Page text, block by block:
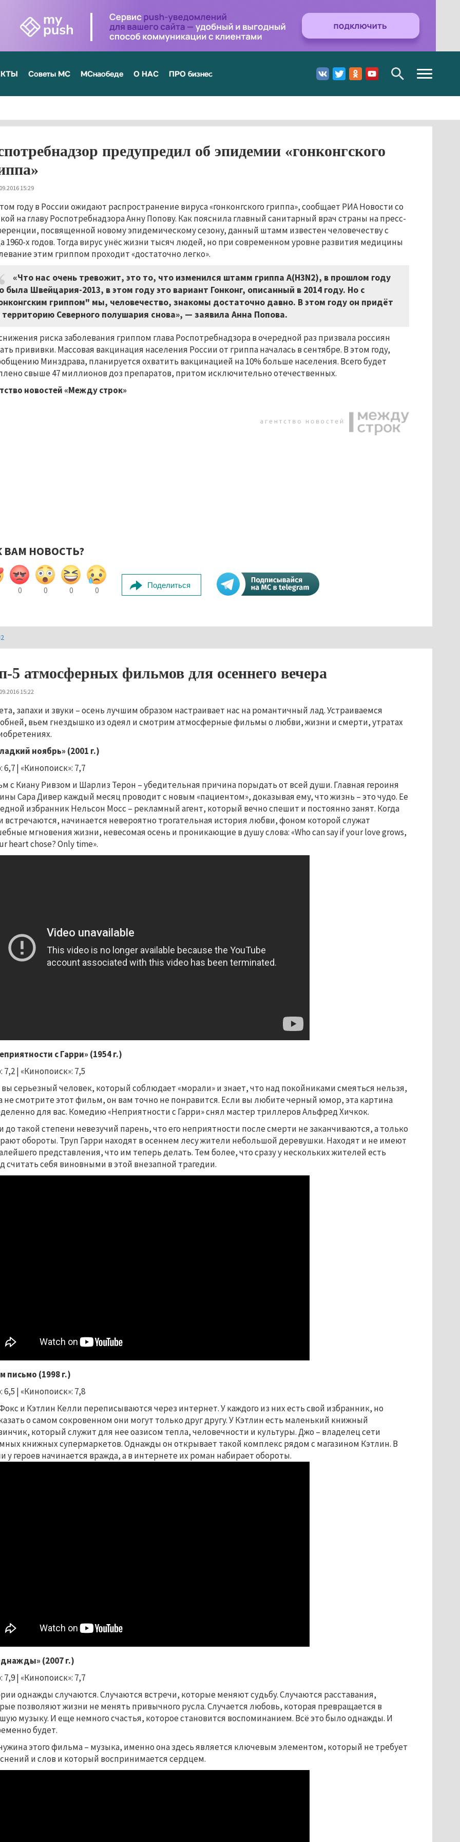
Советы МС МСнаобеде О НАС ПРО бизнес
Toggle
navigation
предупредил об эпидемии «гонконгского
15:29
году в России ожидают распространение вируса «гонконгского гриппа», сообщает РИА Новости со
на главу Роспотребнадзора Анну Попову. Как пояснила главный санитарный врач страны на пресс-
посвященной новому эпидемическому сезону, данный штамм известен человечеству с
1960-х годов. Тогда вирус унёс жизни тысяч людей, но при современном уровне развития медицины
этим гриппом проходит «достаточно легко».
«Что нас очень тревожит, это то, что изменился штамм гриппа А(H3N2), в прошлом году
была Швейцария-2013, в этом году это вариант Гонконг, описанный в 2014 году. Но с
гриппом" мы, человечество, знакомы достаточно давно. В этом году он придёт
территорию Северного полушария снова», — заявила Анна Попова.
риска заболевания гриппом глава Роспотребнадзора в очередной раз призвала россиян
прививки. Массовая вакцинация населения России от гриппа началась в сентябре. В этом году,
Минздрава, планируется охватить вакцинацией на 10% больше населения. Всего будет
свыше 47 миллионов доз препаратов, притом исключительно отечественных.
новостей «Между строк»
ВАМ НОВОСТЬ?
0 0 0 0
Поделиться
5 атмосферных фильмов для осеннего вечера
15:22
запахи и звуки –осень лучшим образом настраивает нас на романтичный лад. Устраиваемся
вьем гнездышко из одеял и смотрим атмосферные фильмыо любви, жизни и смерти, утратах
ноябрь» (2001 г.)
6,7 | «Кинопоиск»: 7,7
с Киану Ривзом и Шарлиз Терон – убедительная причина порыдать от всей души. Главная героиня
Сара Дивер каждый месяц проводит с новым «пациентом», доказывая ему, что жизнь –это чудо. Ее
избранникНельсон Мосс – рекламный агент, который вечно спешит и постоянно занят. Когда
встречаются, начинается невероятно трогательная история любви, фоном которой служат
мгновения жизни, невесомая осень и проникающие в душу слова: «Who can say if your love grows,
heart chose? Only time».
с Гарри» (1954 г.)
7,2 | «Кинопоиск»: 7,5
вы серьезный человек, который соблюдает «морали» и знает, что над покойниками смеяться нельзя,
не смотрите этот фильм, он вам точно не понравится. Если вы любите черный юмор, эта картина
для вас. Комедию «Неприятности с Гарри»снял мастер триллеров Альфред Хичкок.
до такой степени невезучий парень, что его неприятности после смерти не заканчиваются, а только
обороты. Труп Гарри находят в осеннем лесу жители небольшой деревушки. Находят и не имеют
представления, что им теперь делать. Тем более, что сразу у нескольких жителей есть
считать себя виновными в этой внезапной трагедии.
письмо (1998 г.)
6,5 | «Кинопоиск»: 7,8
и Кэтлин Келли переписываются через интернет. У каждого из них есть свой избранник, но
о самом сокровенном они могут только друг другу. У Кэтлин есть маленький книжный
который служит для нее оазисом тепла, человечности и культуры.Джо – владелец сети
книжных супермаркетов. Однажды он открывает такой комплекс рядом с магазином Кэтлин. В
у героев начинается вражда, а в интернете их роман набирает обороты.
(2007 г.)
7,9 | «Кинопоиск»: 7,7
однажды случаются. Случаются встречи, которые меняют судьбу. Случаются расставания,
позволяют жизни не менять привычного русла. Случается любовь, которая превращается в
музыку. И еще немного счастья, которое становится воспоминанием. Всё это было однажды. И
будет.
этого фильма– музыка, именно она здесь является ключевым элементом, который не требует
и слов и который воспринимается сердцем.